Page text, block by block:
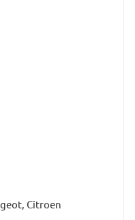
Citroen